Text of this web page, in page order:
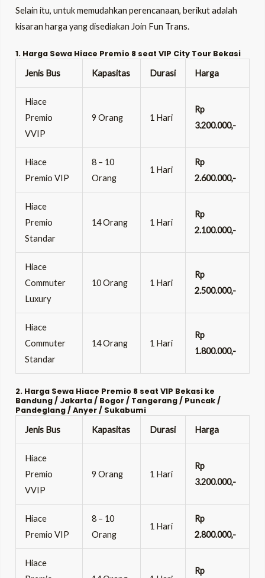
Selain itu, untuk memudahkan perencanaan, berikut adalah
kisaran harga yang disediakan Join Fun Trans.
1. Harga Sewa Hiace Premio 8 seat VIP City Tour Bekasi
Jenis Bus
Kapasitas Durasi Harga
Hiace
Premio
VVIP
9 Orang 1 Hari
Rp
3.200.000,-
Hiace
Premio VIP
8 – 10
Orang
1 Hari
Rp
2.600.000,-
Hiace
Premio
Standar
14 Orang 1 Hari
Rp
2.100.000,-
Hiace
Commuter
Luxury
10 Orang 1 Hari
Rp
2.500.000,-
Hiace
Commuter
Standar
14 Orang 1 Hari
Rp
1.800.000,-
2. Harga Sewa Hiace Premio 8 seat VIP Bekasi ke
Bandung / Jakarta / Bogor / Tangerang / Puncak /
Pandeglang / Anyer / Sukabumi
Jenis Bus
Kapasitas Durasi Harga
Hiace
Premio
VVIP
9 Orang 1 Hari
Rp
3.200.000,-
Hiace
Premio VIP
8 – 10
Orang
1 Hari
Rp
2.800.000,-
Hiace
Rp